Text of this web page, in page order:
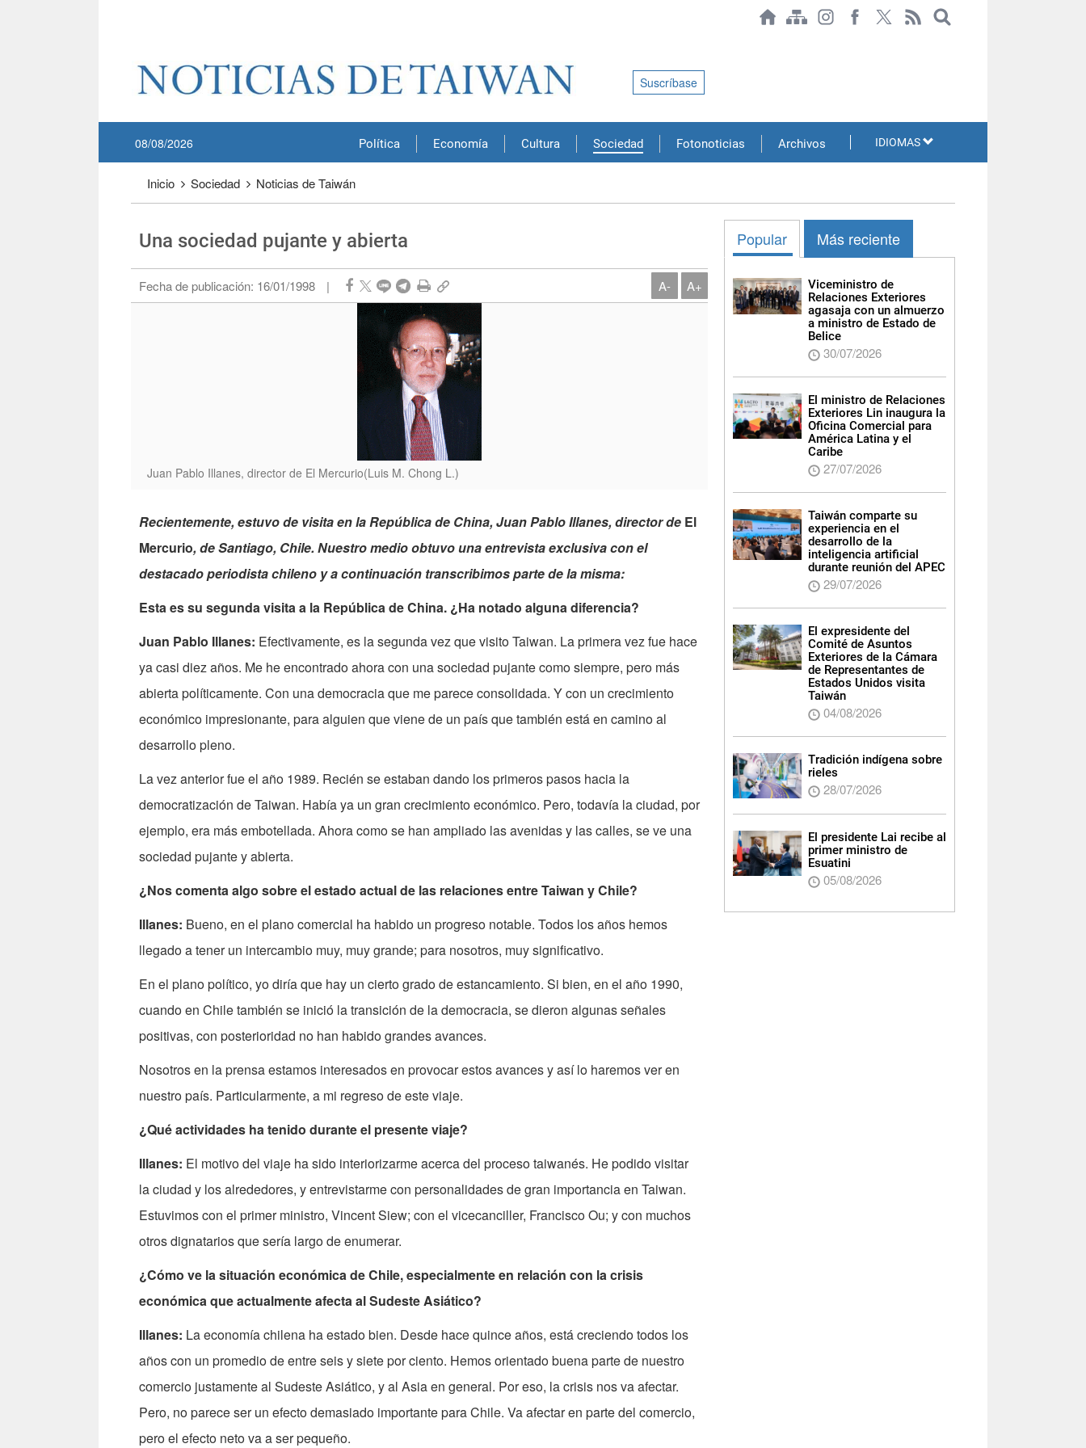
Política Economía Cultura Sociedad Fotonoticias Archivos
08/08/2026
Suscríbase
IDIOMAS
Inicio Sociedad Noticias de Taiwán
Una sociedad pujante y abierta
Fecha de publicación: 16/01/1998 | A- A+
Juan Pablo Illanes, director de El Mercurio(Luis M. Chong L.)
Recientemente, estuvo de visita en la República de China, Juan Pablo Illanes, director de El
Mercurio, de Santiago, Chile. Nuestro medio obtuvo una entrevista exclusiva con el
destacado periodista chileno y a continuación transcribimos parte de la misma:
Esta es su segunda visita a la República de China. ¿Ha notado alguna diferencia?
Juan Pablo Illanes: Efectivamente, es la segunda vez que visito Taiwan. La primera vez fue hace
ya casi diez años. Me he encontrado ahora con una sociedad pujante como siempre, pero más
abierta políticamente. Con una democracia que me parece consolidada. Y con un crecimiento
económico impresionante, para alguien que viene de un país que también está en camino al
desarrollo pleno.
La vez anterior fue el año 1989. Recién se estaban dando los primeros pasos hacia la
democratización de Taiwan. Había ya un gran crecimiento económico. Pero, todavía la ciudad, por
ejemplo, era más embotellada. Ahora como se han ampliado las avenidas y las calles, se ve una
sociedad pujante y abierta.
¿Nos comenta algo sobre el estado actual de las relaciones entre Taiwan y Chile?
Illanes: Bueno, en el plano comercial ha habido un progreso notable. Todos los años hemos
llegado a tener un intercambio muy, muy grande; para nosotros, muy significativo.
En el plano político, yo diría que hay un cierto grado de estancamiento. Si bien, en el año 1990,
cuando en Chile también se inició la transición de la democracia, se dieron algunas señales
positivas, con posterioridad no han habido grandes avances.
Nosotros en la prensa estamos interesados en provocar estos avances y así lo haremos ver en
nuestro país. Particularmente, a mi regreso de este viaje.
¿Qué actividades ha tenido durante el presente viaje?
Illanes: El motivo del viaje ha sido interiorizarme acerca del proceso taiwanés. He podido visitar
la ciudad y los alrededores, y entrevistarme con personalidades de gran importancia en Taiwan.
Estuvimos con el primer ministro, Vincent Siew; con el vicecanciller, Francisco Ou; y con muchos
otros dignatarios que sería largo de enumerar.
¿Cómo ve la situación económica de Chile, especialmente en relación con la crisis
económica que actualmente afecta al Sudeste Asiático?
Illanes: La economía chilena ha estado bien. Desde hace quince años, está creciendo todos los
años con un promedio de entre seis y siete por ciento. Hemos orientado buena parte de nuestro
comercio justamente al Sudeste Asiático, y al Asia en general. Por eso, la crisis nos va afectar.
Pero, no parece ser un efecto demasiado importante para Chile. Va afectar en parte del comercio,
pero el efecto neto va a ser pequeño.
Popular Más reciente
Viceministro de
Relaciones Exteriores
agasaja con un almuerzo
a ministro de Estado de
Belice
30/07/2026
El ministro de Relaciones
Exteriores Lin inaugura la
Oficina Comercial para
América Latina y el
Caribe
27/07/2026
Taiwán comparte su
experiencia en el
desarrollo de la
inteligencia artificial
durante reunión del APEC
29/07/2026
El expresidente del
Comité de Asuntos
Exteriores de la Cámara
de Representantes de
Estados Unidos visita
Taiwán
04/08/2026
Tradición indígena sobre
rieles
28/07/2026
El presidente Lai recibe al
primer ministro de
Esuatini
05/08/2026